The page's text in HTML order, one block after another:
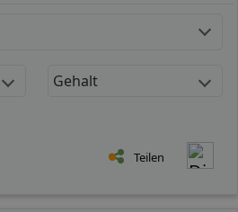
Gehalt
Teilen